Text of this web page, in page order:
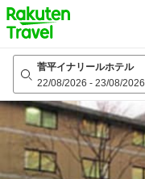
to
top
page
菅平イナリールホテル
22/08/2026 - 23/08/2026